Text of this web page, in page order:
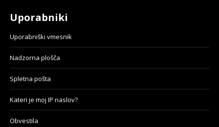
Uporabniki
Uporabniški vmesnik
Nadzorna plošča
Spletna pošta
Kateri je moj IP naslov?
Obvestila